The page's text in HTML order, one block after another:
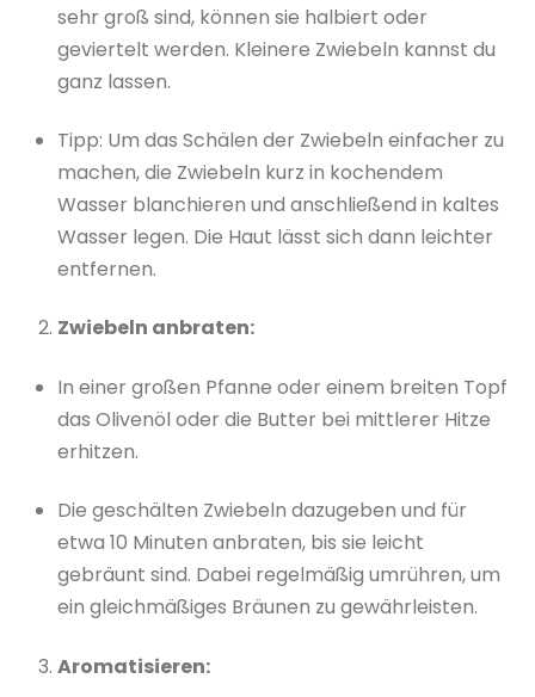
sehr groß sind, können sie halbiert oder
geviertelt werden. Kleinere Zwiebeln kannst du
ganz lassen.
Tipp: Um das Schälen der Zwiebeln einfacher zu
machen, die Zwiebeln kurz in kochendem
Wasser blanchieren und anschließend in kaltes
Wasser legen. Die Haut lässt sich dann leichter
entfernen.
Zwiebeln anbraten:
In einer großen Pfanne oder einem breiten Topf
das Olivenöl oder die Butter bei mittlerer Hitze
erhitzen.
Die geschälten Zwiebeln dazugeben und für
etwa 10 Minuten anbraten, bis sie leicht
gebräunt sind. Dabei regelmäßig umrühren, um
ein gleichmäßiges Bräunen zu gewährleisten.
Aromatisieren: